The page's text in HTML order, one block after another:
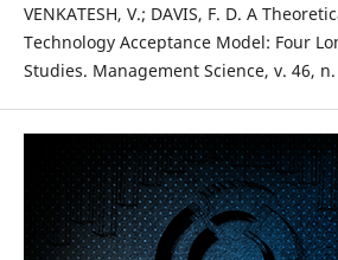
VENKATESH, V.; DAVIS, F. D. A
Technology Acceptance Model: Four
Studies. Management Science, v. 46,